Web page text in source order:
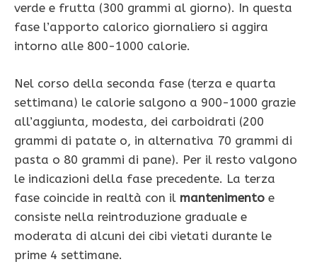
verde e frutta (300 grammi al giorno). In questa
fase l’apporto calorico giornaliero si aggira
intorno alle 800-1000 calorie.
Nel corso della seconda fase (terza e quarta
settimana) le calorie salgono a 900-1000 grazie
all’aggiunta, modesta, dei carboidrati (200
grammi di patate o, in alternativa 70 grammi di
pasta o 80 grammi di pane). Per il resto valgono
le indicazioni della fase precedente. La terza
fase coincide in realtà con il mantenimento e
consiste nella reintroduzione graduale e
moderata di alcuni dei cibi vietati durante le
prime 4 settimane.